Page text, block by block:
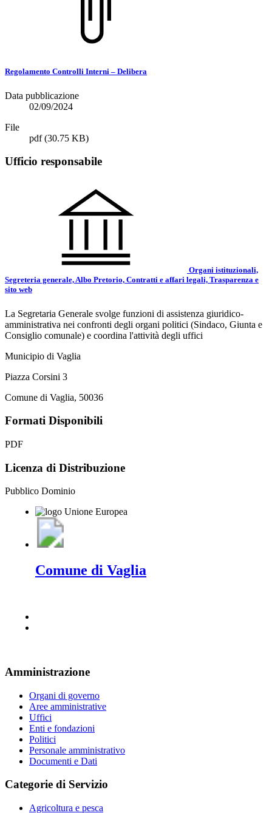
Regolamento Controlli Interni – Delibera
Data pubblicazione
02/09/2024
File
pdf(30.75 KB)
Ufficio responsabile
Organi istituzionali,
Segreteria generale, Albo Pretorio, Contratti e affari legali, Trasparenza e
sito web
La Segretaria Generale svolge funzioni di assistenza giuridico-
amministrativa nei confronti degli organi politici (Sindaco, Giunta e
Consiglio comunale) e coordina l'attività degli uffici
Municipio di Vaglia
Piazza Corsini 3
Comune di Vaglia, 50036
Formati Disponibili
PDF
Licenza di Distribuzione
Pubblico Dominio
Comune di Vaglia
Amministrazione
Organi di governo
Aree amministrative
Uffici
Enti e fondazioni
Politici
Personale amministrativo
Documenti e Dati
Categorie di Servizio
Agricoltura e pesca